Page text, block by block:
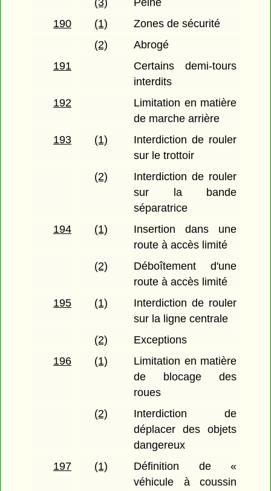
(3)
Peine
190
(1)
Zones de sécurité
(2)
Abrogé
191
Certains demi-tours
interdits
192
Limitation en matière
de marche arrière
193
(1)
Interdiction de rouler
sur le trottoir
(2)
Interdiction de rouler
sur la bande
séparatrice
194
(1)
Insertion dans une
route à accès limité
(2)
Déboîtement d'une
route à accès limité
195
(1)
Interdiction de rouler
sur la ligne centrale
(2)
Exceptions
196
(1)
Limitation en matière
de blocage des
roues
(2)
Interdiction de
déplacer des objets
dangereux
197
(1)
Définition de «
véhicule à coussin